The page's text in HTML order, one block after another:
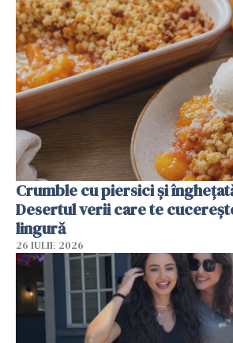
Crumble cu piersici și
Desertul verii care te
lingură
26 IULIE 2026